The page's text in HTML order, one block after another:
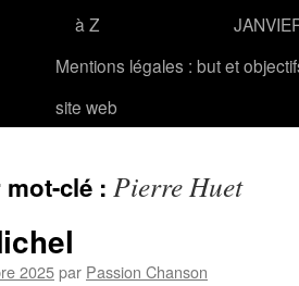
à Z
Mentions légales : but et
site web
clé : Pierre Huet
2025par Passion Chanson